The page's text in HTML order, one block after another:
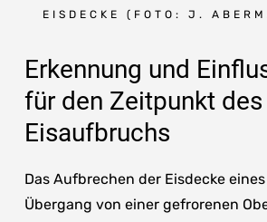
EISDECKE (FOTO: J.
Erkennung und
für den Zeitpunkt des
Eisaufbruchs
Das Aufbrechen der Eisdecke
Übergang von einer gefrorenen